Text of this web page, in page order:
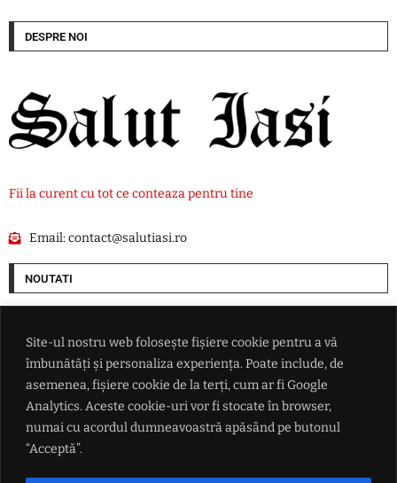
Site-ul nostru web folosește fișiere cookie pentru a vă
îmbunătăți și personaliza experiența. Poate include, de
asemenea, fișiere cookie de la terți, cum ar fi Google
Analytics. Aceste cookie-uri vor fi stocate în browser,
numai cu acordul dumneavoastră apăsând pe butonul
“Acceptă”.
DESPRE NOI
Fii la curent cu tot ce conteaza pentru tine
Email:contact@salutiasi.ro
NOUTATI
China se pregătește pentru taifunul Dolphin: peste 1.500 de zboruri
anulate și evacuări pe coasta de est
Lionel Messi a ajuns în Argentina pentru înmormântarea tatălui său